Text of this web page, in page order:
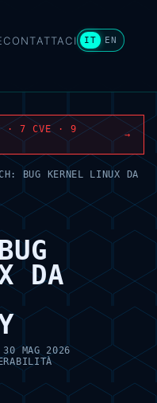
CONTATTACI IT EN
· 7 CVE · 9
→
BUG KERNEL LINUX DA
DA
30 MAG 2026